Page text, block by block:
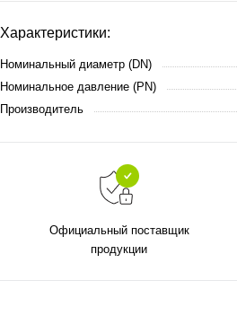
Характеристики:
Номинальный диаметр (DN)
Номинальное давление (PN)
Производитель
Официальный поставщик
продукции